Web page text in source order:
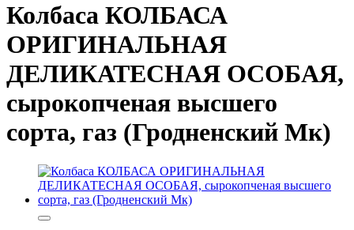
Колбаса КОЛБАСА
ОРИГИНАЛЬНАЯ
ДЕЛИКАТЕСНАЯ ОСОБАЯ,
сырокопченая высшего
сорта, газ (Гродненский Мк)